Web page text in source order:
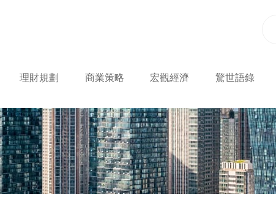
理財規劃 商業策略 宏觀經濟 驚世語錄